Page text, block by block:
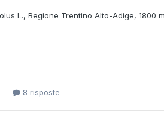
L., Regione Trentino Alto-Adige, 1800
8 risposte